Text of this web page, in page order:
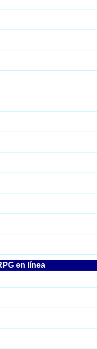
en línea